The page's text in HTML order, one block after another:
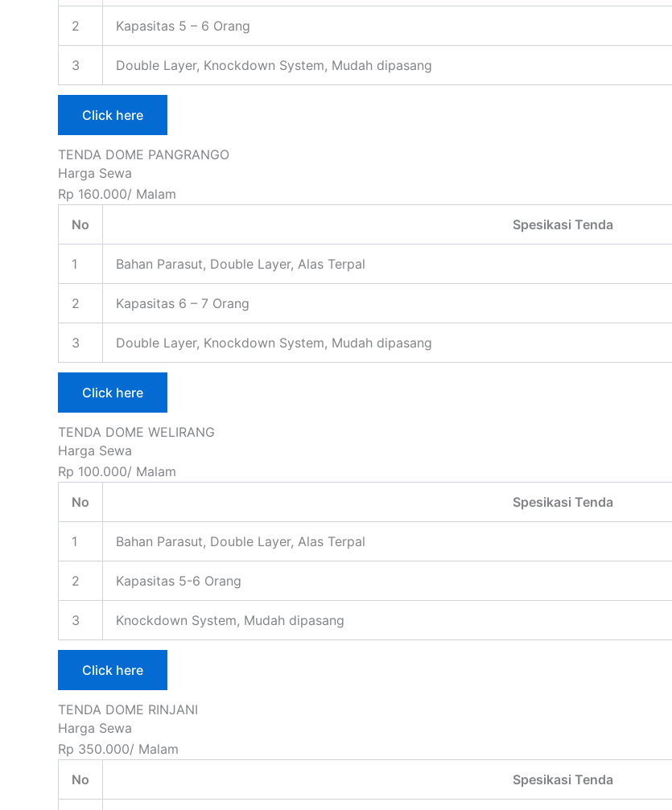
2 Kapasitas 5 – 6 Orang
3 Double Layer, Knockdown System, Mudah dipasang
Click here
TENDA DOME PANGRANGO
Harga Sewa
Rp 160.000/ Malam
No
Spesikasi Tenda
1 Bahan Parasut, Double Layer, Alas Terpal
2 Kapasitas 6 – 7 Orang
3 Double Layer, Knockdown System, Mudah dipasang
Click here
TENDA DOME WELIRANG
Harga Sewa
Rp 100.000/ Malam
No
Spesikasi Tenda
1 Bahan Parasut, Double Layer, Alas Terpal
2 Kapasitas 5-6 Orang
3 Knockdown System, Mudah dipasang
Click here
TENDA DOME RINJANI
Harga Sewa
Rp 350.000/ Malam
No
Spesikasi Tenda